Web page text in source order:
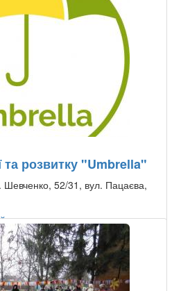
та розвитку "Umbrella"
Шевченко, 52/31, вул. Пацаєва,